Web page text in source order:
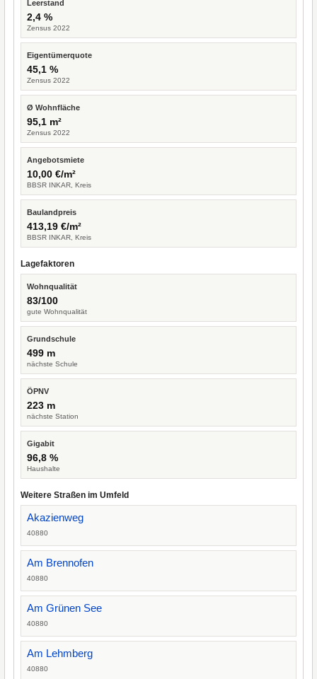
Leerstand
2,4 %
Zensus 2022
Eigentümerquote
45,1 %
Zensus 2022
Ø Wohnfläche
95,1 m²
Zensus 2022
Angebotsmiete
10,00 €/m²
BBSR INKAR, Kreis
Baulandpreis
413,19 €/m²
BBSR INKAR, Kreis
Lagefaktoren
Wohnqualität
83/100
gute Wohnqualität
Grundschule
499 m
nächste Schule
ÖPNV
223 m
nächste Station
Gigabit
96,8 %
Haushalte
Weitere Straßen im Umfeld
Akazienweg
40880
Am Brennofen
40880
Am Grünen See
40880
Am Lehmberg
40880